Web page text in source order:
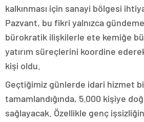
kalkınması için sanayi bölgesi
Pazvant, bu fikri yalnızca
bürokratik ilişkilerle ete kemiğe
yatırım süreçlerini koordine
kişi oldu.
Geçtiğimiz günlerde idari hizmet
tamamlandığında, 5.000 kişiye
sağlayacak. Özellikle genç